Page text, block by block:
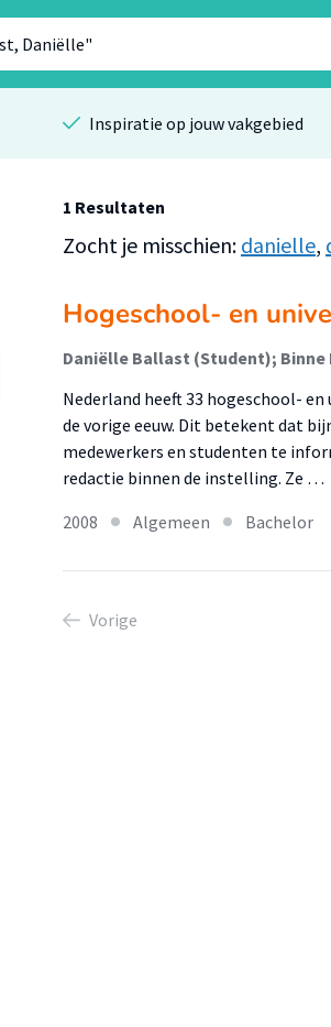
Inspiratie op jouw vakgebied
1 Resultaten
Zocht je misschien: danielle,
Hogeschool- en
Daniëlle Ballast (Student);
Nederland heeft 33 hogeschool-
de vorige eeuw. Dit betekent dat
medewerkers en studenten te
redactie binnen de instelling. Ze …
2008
Algemeen Bachelor
Vorige